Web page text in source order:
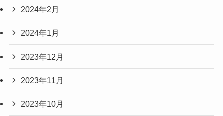
2024年2月
2024年1月
2023年12月
2023年11月
2023年10月